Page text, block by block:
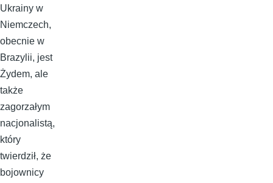
Ukrainy w
Niemczech,
obecnie w
Brazylii, jest
Żydem, ale
także
zagorzałym
nacjonalistą,
który
twierdził, że
bojownicy